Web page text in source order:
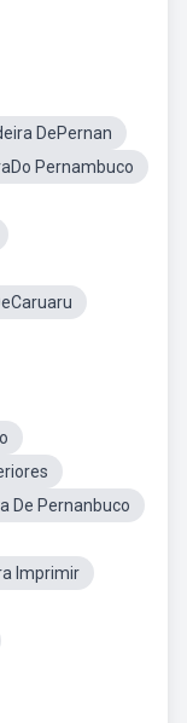
DePernan
Pernambuco
De Pernanbuco
Imprimir